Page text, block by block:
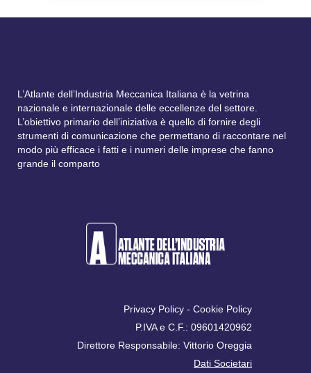
L’Atlante dell’Industria Meccanica Italiana è la vetrina
nazionale e internazionale delle eccellenze del settore.
L’obiettivo primario dell’iniziativa è quello di fornire degli
strumenti di comunicazione che permettano di raccontare nel
modo più efficace i fatti e i numeri delle imprese che fanno
grande il comparto
Privacy Policy - Cookie Policy
P.IVA e C.F.: 09601420962
Direttore Responsabile: Vittorio Oreggia
Dati Societari